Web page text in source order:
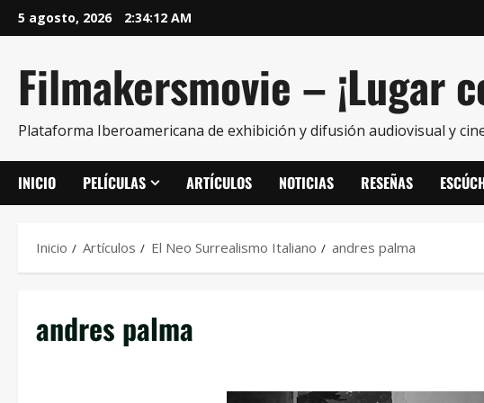
5 agosto, 2026 2:34:12 AM
Filmakersmovie – ¡Lugar
Plataforma Iberoamericana de exhibición y difusión audiovisual y
INICIO PELÍCULAS ARTÍCULOS NOTICIAS RESEÑAS
Inicio Artículos El Neo Surrealismo Italiano andres palma
andres palma